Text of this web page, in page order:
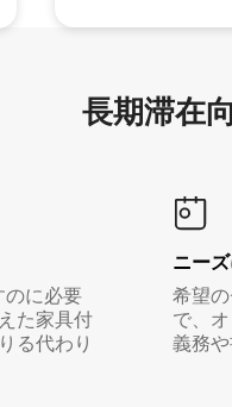
長期滞在
のに必要
た家具付
る代わり
ニー
希望
で、
義務